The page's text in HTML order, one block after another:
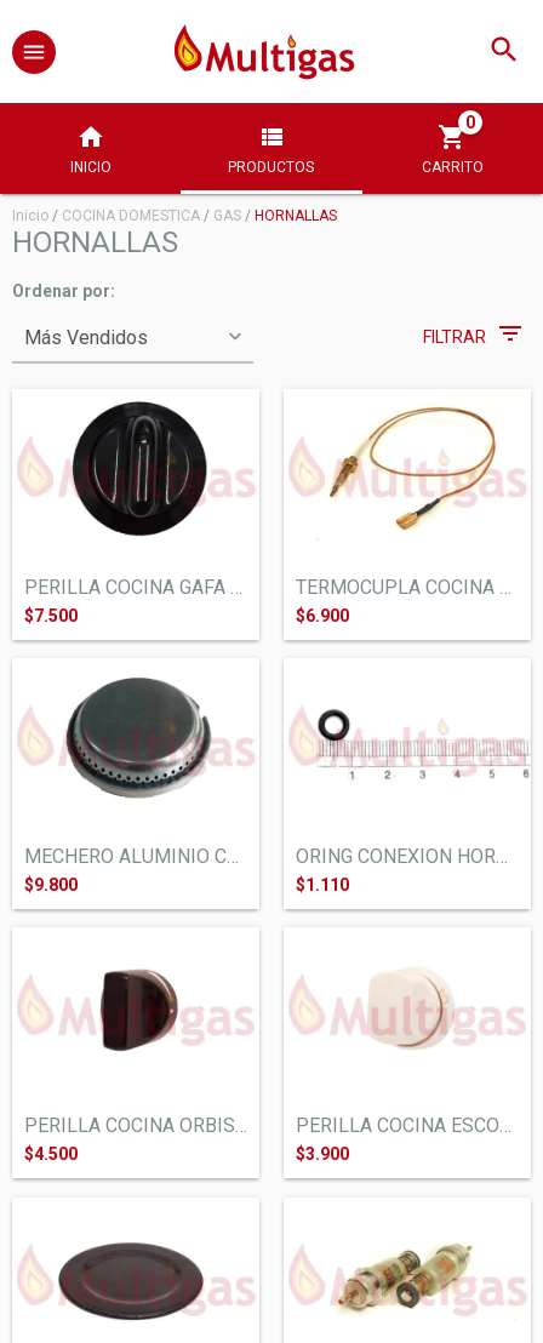
INICIO PRODUCTOS CARRITO
0
Inicio / COCINA DOMESTICA / GAS / HORNALLAS
HORNALLAS
Ordenar por:
FILTRAR
PERILLA COCINA GAFA ALTEZZA NEGRA. PERNO...
$7.500
TERMOCUPLA COCINA DOMEC, LONGVIE, ORBIS....
$6.900
MECHERO ALUMINIO COCINA MARTIRI NEW LUJO
$9.800
ORING CONEXION HORNALLAS/HORNO COCINA ES...
$1.110
PERILLA COCINA ORBIS MERTIG 84. MARRON
$4.500
PERILLA COCINA ESCORIAL CANDOR. BLANCA C...
$3.900